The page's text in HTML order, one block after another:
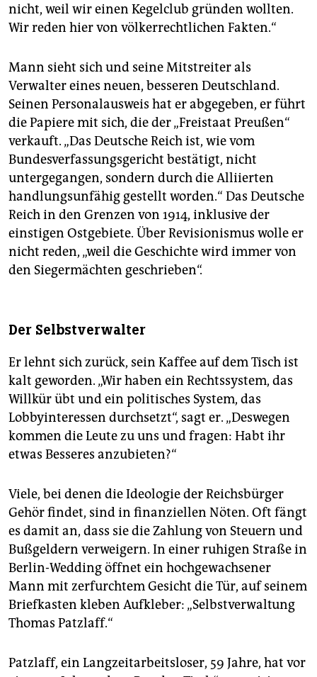
nicht, weil wir einen Kegelclub gründen wollten.
Wir reden hier von völkerrechtlichen Fakten.“
Mann sieht sich und seine Mitstreiter als
Verwalter eines neuen, besseren Deutschland.
Seinen Personalausweis hat er abgegeben, er führt
die Papiere mit sich, die der „Freistaat Preußen“
verkauft. „Das Deutsche Reich ist, wie vom
Bundesverfassungsgericht bestätigt, nicht
untergegangen, sondern durch die Alliierten
handlungsunfähig gestellt worden.“ Das Deutsche
Reich in den Grenzen von 1914, inklusive der
einstigen Ostgebiete. Über Revisionismus wolle er
nicht reden, „weil die Geschichte wird immer von
den Siegermächten geschrieben“.
Der Selbstverwalter
Er lehnt sich zurück, sein Kaffee auf dem Tisch ist
kalt geworden. „Wir haben ein Rechtssystem, das
Willkür übt und ein politisches System, das
Lobbyinteressen durchsetzt“, sagt er. „Deswegen
kommen die Leute zu uns und fragen: Habt ihr
etwas Besseres anzubieten?“
Viele, bei denen die Ideologie der Reichsbürger
Gehör findet, sind in finanziellen Nöten. Oft fängt
es damit an, dass sie die Zahlung von Steuern und
Bußgeldern verweigern. In einer ruhigen Straße in
Berlin-Wedding öffnet ein hochgewachsener
Mann mit zerfurchtem Gesicht die Tür, auf seinem
Briefkasten kleben Aufkleber: „Selbstverwaltung
Thomas Patzlaff.“
Patzlaff, ein Langzeitarbeitsloser, 59 Jahre, hat vor